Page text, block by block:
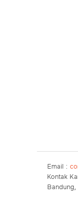
Email :
Kontak
Bandung,